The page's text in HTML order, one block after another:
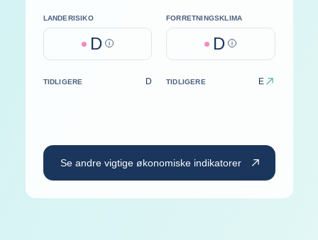
LANDERISIKO
D Help
FORRETNINGSKLIMA
D Help
TIDLIGERE D TIDLIGERE E
Se andre vigtige økonomiske indikatorer